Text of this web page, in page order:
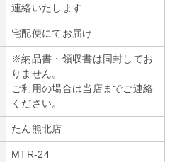
連絡いたします
宅配便にてお届け
※納品書・領収書は同封してお
りません。
ご利用の場合は当店までご連絡
ください。
たん熊北店
MTR-24